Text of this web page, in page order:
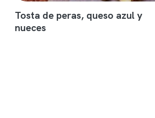
Tosta de peras, queso azul y
nueces